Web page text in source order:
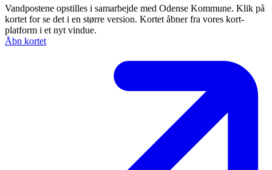
Vandpostene opstilles i samarbejde med Odense Kommune. Klik på
kortet for se det i en større version. Kortet åbner fra vores kort-
platform i et nyt vindue.
Åbn kortet